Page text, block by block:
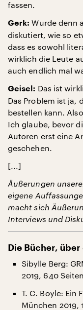
fassen.
Gerk: Wurde denn
diskutiert, wie so
dass es sowohl
wirklich die Leute
auch endlich mal
Geisel: Das ist
Das Problem ist ja,
bestellen kann.
Ich glaube, bevor
Autoren erst eine
geschehen.
[...]
Äußerungen
eigene
macht sich
Interviews und
Die Bücher,
Sibylle Berg:
2019, 640
T. C. Boyle: Ein
München 2019,